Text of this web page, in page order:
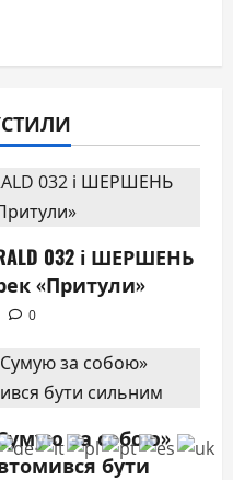
032 і ШЕРШЕНЬ
«Притули»
0
за собою»
бути